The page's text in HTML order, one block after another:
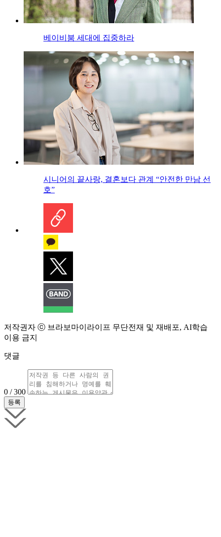
베이비붐 세대에 집중하라
시니어의 끝사랑, 결혼보다 관계 “안전한 만남 선
호”
저작권자 ⓒ 브라보마이라이프 무단전재 및 재배포, AI학습
이용 금지
댓글
0 / 300